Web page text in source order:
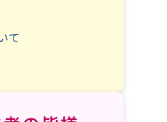
動音声電話発信）による
て